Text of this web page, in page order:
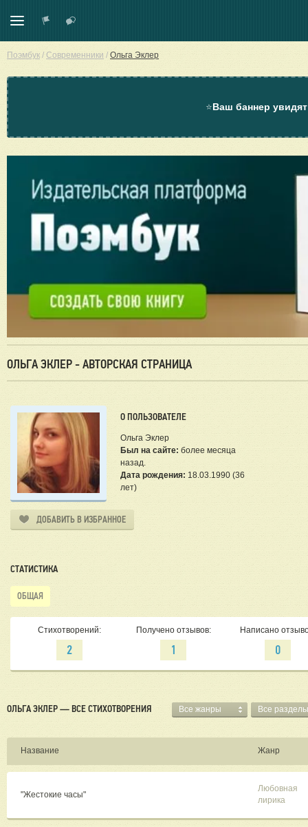
Поэмбук / Современники / Ольга Эклер
⭐Ваш баннер
ОЛЬГА ЭКЛЕР - АВТОРСКАЯ СТРАНИЦА
О ПОЛЬЗОВАТЕЛЕ
Ольга Эклер
Был на сайте: более месяца
назад.
Дата рождения: 18.03.1990 (36
лет)
ДОБАВИТЬ В ИЗБРАННОЕ
СТАТИСТИКА
ОБЩАЯ
Стихотворений:
2
Получено отзывов:
1
Написано
0
ОЛЬГА ЭКЛЕР — ВСЕ СТИХОТВОРЕНИЯ Все жанры Все разделы
Название Жанр
"Жестокие часы"
Любовная
лирика